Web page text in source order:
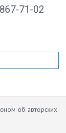
71-02
об авторских